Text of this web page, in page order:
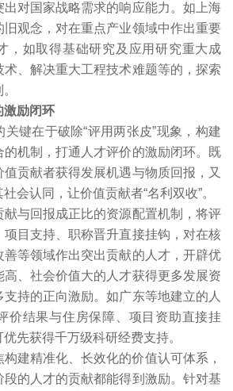
对国家战略需求的响应能力。如上海
旧观念，对在重点产业领域中作出重要
，如取得基础研究及应用研究重大成
、解决重大工程技术难题等的，探索
激励闭环
在于破除“评用两张皮”现象，构建
机制，打通人才评价的激励闭环。既
贡献者获得发展机遇与物质回报，又
会认同，让价值贡献者“名利双收”。
献与回报成正比的资源配置机制，将评
目支持、职称晋升直接挂钩，对在核
等领域作出突出贡献的人才，开辟优
高、社会价值大的人才获得更多发展资
持的正向激励。如广东等地建立的人
价结果与住房保障、项目资助直接挂
先获得千万级科研经费支持。
构建精准化、长效化的价值认可体系，
的人才的贡献都能得到激励。针对基